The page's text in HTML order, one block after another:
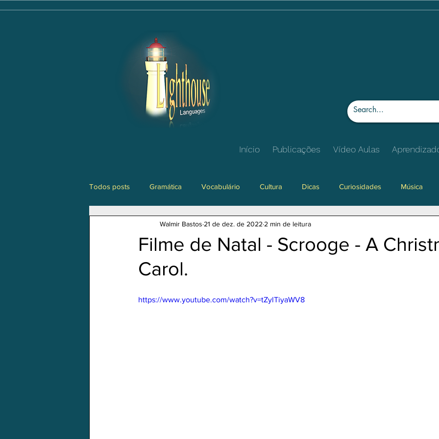
Início Publicações Vídeo Aulas
Todos posts Gramática Vocabulário Cultura Dicas Curiosidades Música
Natal/Xmas Filme
Filme de Natal - Scrooge - A
Carol.
Walmir Bastos 21 de dez. de 2022 2 min de leitura
https://www.youtube.com/watch?v=tZylTiyaWV8